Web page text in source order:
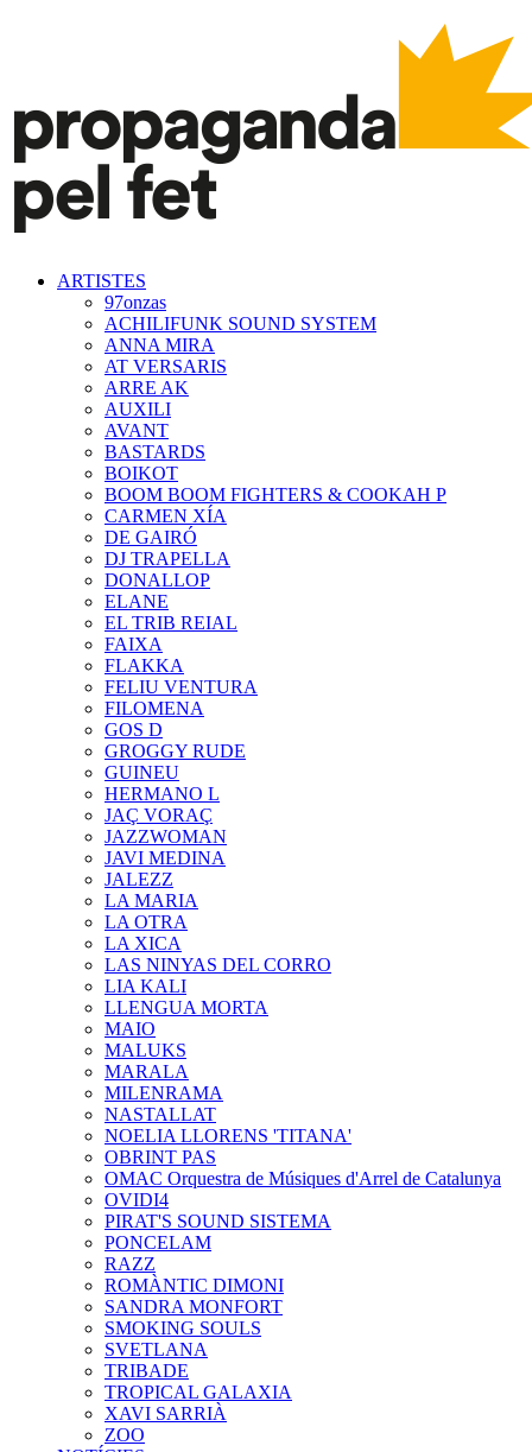
ARTISTES
97onzas
ACHILIFUNK SOUND SYSTEM
ANNA MIRA
AT VERSARIS
ARRE AK
AUXILI
AVANT
BASTARDS
BOIKOT
BOOM BOOM FIGHTERS & COOKAH P
CARMEN XÍA
DE GAIRÓ
DJ TRAPELLA
DONALLOP
ELANE
EL TRIB REIAL
FAIXA
FLAKKA
FELIU VENTURA
FILOMENA
GOS D
GROGGY RUDE
GUINEU
HERMANO L
JAÇ VORAÇ
JAZZWOMAN
JAVI MEDINA
JALEZZ
LA MARIA
LA OTRA
LA XICA
LAS NINYAS DEL CORRO
LIA KALI
LLENGUA MORTA
MAIO
MALUKS
MARALA
MILENRAMA
NASTALLAT
NOELIA LLORENS 'TITANA'
OBRINT PAS
OMAC Orquestra de Músiques d'Arrel de Catalunya
OVIDI4
PIRAT'S SOUND SISTEMA
PONCELAM
RAZZ
ROMÀNTIC DIMONI
SANDRA MONFORT
SMOKING SOULS
SVETLANA
TRIBADE
TROPICAL GALAXIA
XAVI SARRIÀ
ZOO